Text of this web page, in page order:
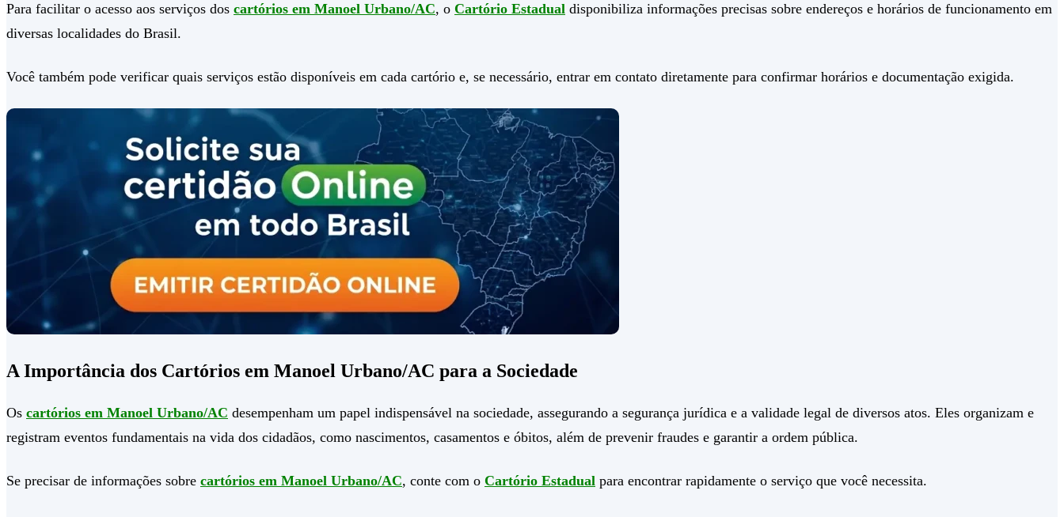
Para facilitar o acesso aos serviços dos cartórios em Manoel Urbano/AC, o Cartório Estadual disponibiliza informações precisas sobre endereços e horários de funcionamento em
diversas localidades do Brasil.
Você também pode verificar quais serviços estão disponíveis em cada cartório e, se necessário, entrar em contato diretamente para confirmar horários e documentação exigida.
A Importância dos Cartórios em Manoel Urbano/AC para a Sociedade
Os cartórios em Manoel Urbano/AC desempenham um papel indispensável na sociedade, assegurando a segurança jurídica e a validade legal de diversos atos. Eles organizam e
registram eventos fundamentais na vida dos cidadãos, como nascimentos, casamentos e óbitos, além de prevenir fraudes e garantir a ordem pública.
Se precisar de informações sobre cartórios em Manoel Urbano/AC, conte com o Cartório Estadual para encontrar rapidamente o serviço que você necessita.